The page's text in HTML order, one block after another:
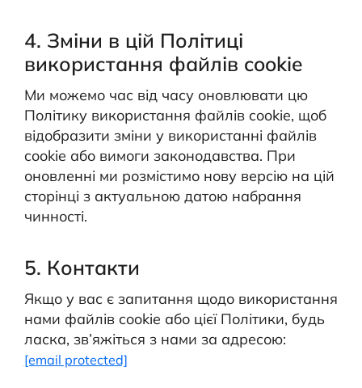
4. Зміни в цій Політиці
використання файлів cookie
Ми можемо час від часу оновлювати цю
Політику використання файлів cookie, щоб
відобразити зміни у використанні файлів
cookie або вимоги законодавства. При
оновленні ми розмістимо нову версію на цій
сторінці з актуальною датою набрання
чинності.
5. Контакти
Якщо у вас є запитання щодо використання
нами файлів cookie або цієї Політики, будь
ласка, зв’яжіться з нами за адресою:
[email protected]